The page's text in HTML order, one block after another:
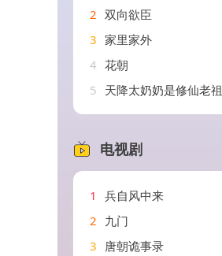
2 双向欲臣
3 家里家外
4 花朝
5 天降太奶奶是修仙老祖
电视剧
1
兵自风中来
2 九门
3 唐朝诡事录